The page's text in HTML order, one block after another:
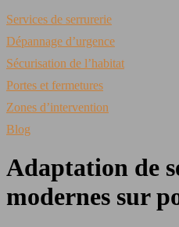
Services de serrurerie
Dépannage d’urgence
Sécurisation de l’habitat
Portes et fermetures
Zones d’intervention
Blog
Adaptation de
modernes sur